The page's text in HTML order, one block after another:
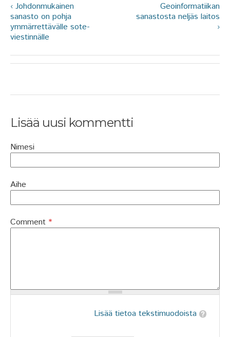
‹ Johdonmukainen
sanasto on pohja
ymmärrettävälle sote-
viestinnälle
Geoinformatiikan
sanastosta neljäs laitos
›
Lisää uusi kommentti
Nimesi
Aihe
Comment *
Lisää tietoa tekstimuodoista